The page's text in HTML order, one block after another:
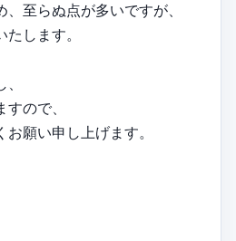
至らぬ点が多いですが、
します。
ので、
願い申し上げます。